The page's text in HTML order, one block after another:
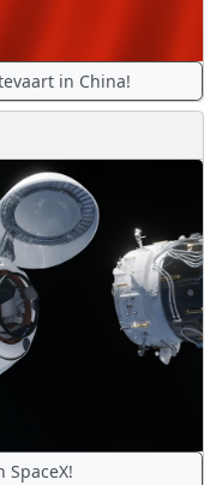
in China!
SpaceX!